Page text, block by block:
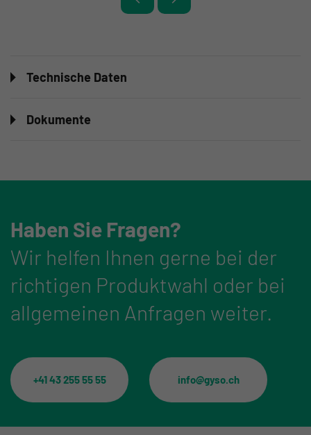
Technische Daten
Dokumente
Haben Sie Fragen?
Wir helfen Ihnen gerne bei der
richtigen Produktwahl oder bei
allgemeinen Anfragen weiter.
+41 43 255 55 55 info@gyso.ch